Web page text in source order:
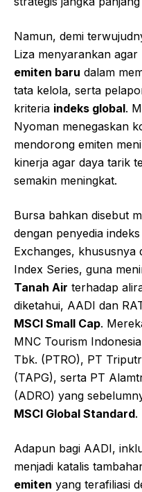
Namun, demi
Liza menyarankan
emiten baru dalam
tata kelola, serta
kriteria indeks global.
Nyoman menegaskan
mendorong emiten
kinerja agar daya tarik
semakin meningkat.
Bursa bahkan disebut
dengan penyedia
Exchanges, khususnya
Index Series, guna
Tanah Air terhadap
diketahui, AADI dan
MSCI Small Cap.
MNC Tourism
Tbk. (PTRO), PT
(TAPG), serta PT
(ADRO) yang
MSCI Global Standard.
Adapun bagi AADI,
menjadi katalis
emiten yang terafiliasi